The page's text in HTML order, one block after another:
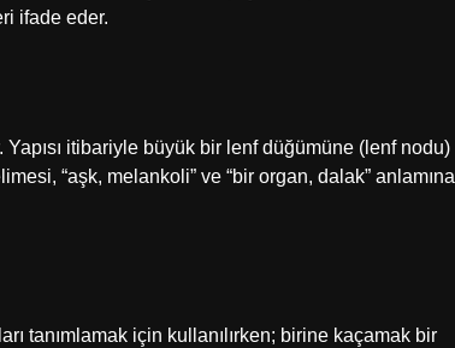
ifade eder.
itibariyle büyük bir lenf düğümüne (lenf nodu)
“aşk, melankoli” ve “bir organ, dalak” anlamına
tanımlamak için kullanılırken; birine kaçamak bir